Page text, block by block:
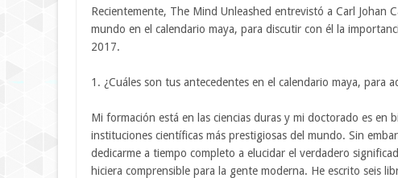
Recientemente, The Mind Unleashed entrevistó a Carl Johan
mundo en el calendario maya, para discutir con él la
2017.
1. ¿Cuáles son tus antecedentes en el calendario maya, para
Mi formación está en las ciencias duras y mi doctorado es en
instituciones científicas más prestigiosas del mundo. Sin
dedicarme a tiempo completo a elucidar el verdadero
hiciera comprensible para la gente moderna. He escrito seis